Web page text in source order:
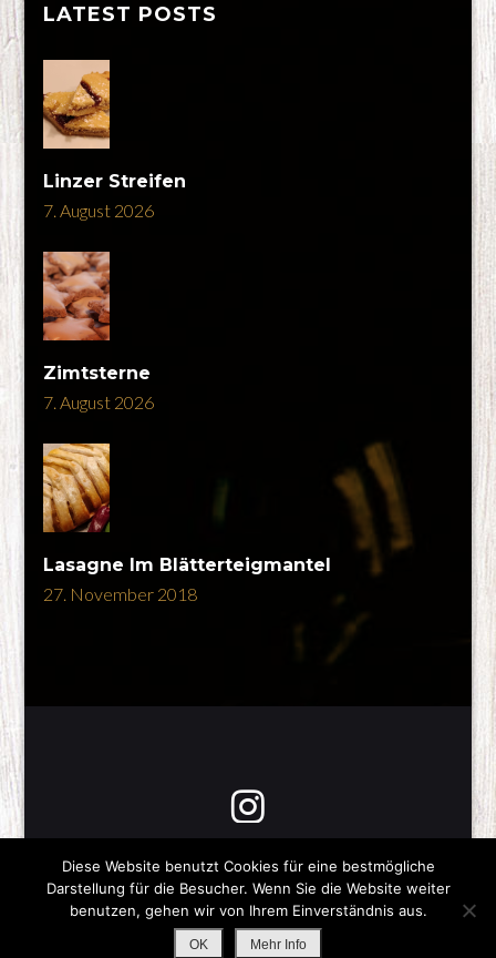
LATEST POSTS
Linzer Streifen
7. August 2026
Zimtsterne
7. August 2026
Lasagne Im Blätterteigmantel
27. November 2018
Copyright © 2026Was gibts zum Essen?-Impressum-
All Rights Reserved
Stay Tasty |Impressum / Datenschutz
Diese Website benutzt Cookies für eine bestmögliche
Darstellung für die Besucher. Wenn Sie die Website weiter
benutzen, gehen wir von Ihrem Einverständnis aus.
OK Mehr Info